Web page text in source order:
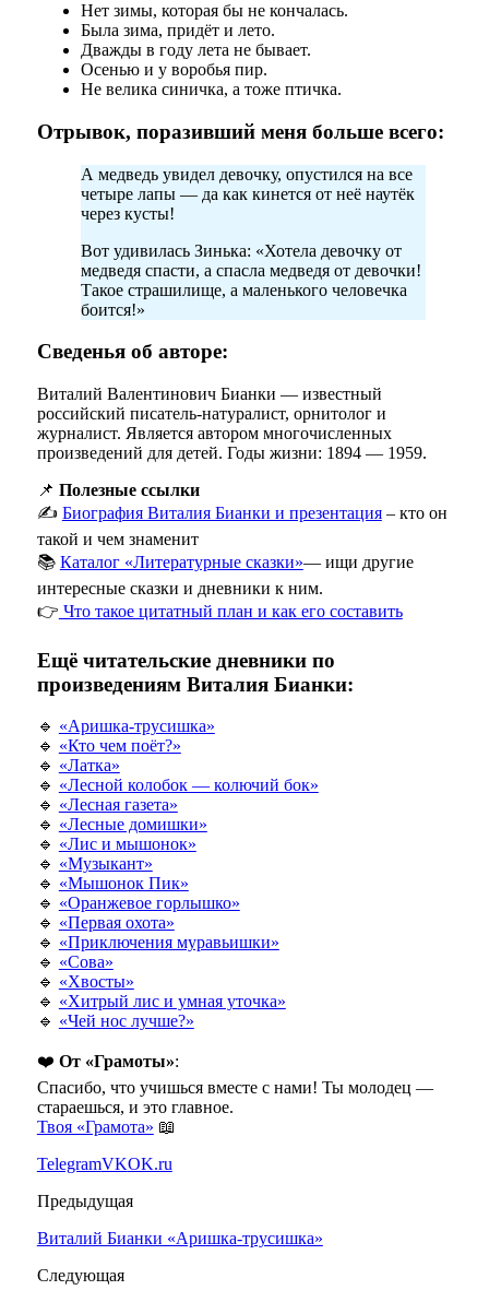
Нет зимы, которая бы не кончалась.
Была зима, придёт и лето.
Дважды в году лета не бывает.
Осенью и у воробья пир.
Не велика синичка, а тоже птичка.
Отрывок, поразивший меня больше всего:
А медведь увидел девочку, опустился на все
четыре лапы — да как кинется от неё наутёк
через кусты!
Вот удивилась Зинька: «Хотела девочку от
медведя спасти, а спасла медведя от девочки!
Такое страшилище, а маленького человечка
боится!»
Сведенья об авторе:
Виталий Валентинович Бианки — известный
российский писатель-натуралист, орнитолог и
журналист. Является автором многочисленных
произведений для детей. Годы жизни: 1894 — 1959.
📌 Полезные ссылки
✍️ Биография Виталия Бианки и презентация– кто он
такой и чем знаменит
📚 Каталог «Литературные сказки»— ищи другие
интересные сказки и дневники к ним.
👉 Что такое цитатный план и как его составить
Ещё читательские дневники по
произведениям Виталия Бианки:
🔹 «Аришка-трусишка»
🔹 «Кто чем поёт?»
🔹 «Латка»
🔹 «Лесной колобок — колючий бок»
🔹 «Лесная газета»
🔹 «Лесные домишки»
🔹 «Лис и мышонок»
🔹 «Музыкант»
🔹 «Мышонок Пик»
🔹 «Оранжевое горлышко»
🔹 «Первая охота»
🔹 «Приключения муравьишки»
🔹 «Сова»
🔹 «Хвосты»
🔹 «Хитрый лис и умная уточка»
🔹 «Чей нос лучше?»
❤️ От «Грамоты»:
Спасибо, что учишься вместе с нами! Ты молодец —
стараешься, и это главное.
Твоя «Грамота» 📖
TelegramVKOK.ru
Предыдущая
Виталий Бианки «Аришка-трусишка»
Следующая